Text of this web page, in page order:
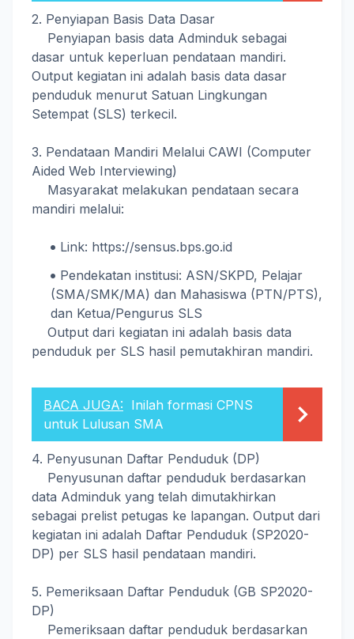
2. Penyiapan Basis Data Dasar
Penyiapan basis data Adminduk sebagai
dasar untuk keperluan pendataan mandiri.
Output kegiatan ini adalah basis data dasar
penduduk menurut Satuan Lingkungan
Setempat (SLS) terkecil.
3. Pendataan Mandiri Melalui CAWI (Computer
Aided Web Interviewing)
Masyarakat melakukan pendataan secara
mandiri melalui:
Link: https://sensus.bps.go.id
Pendekatan institusi: ASN/SKPD, Pelajar
(SMA/SMK/MA) dan Mahasiswa (PTN/PTS),
dan Ketua/Pengurus SLS
Output dari kegiatan ini adalah basis data
penduduk per SLS hasil pemutakhiran mandiri.
BACA JUGA: Inilah formasi CPNS
untuk Lulusan SMA
4. Penyusunan Daftar Penduduk (DP)
Penyusunan daftar penduduk berdasarkan
data Adminduk yang telah dimutakhirkan
sebagai prelist petugas ke lapangan. Output dari
kegiatan ini adalah Daftar Penduduk (SP2020-
DP) per SLS hasil pendataan mandiri.
5. Pemeriksaan Daftar Penduduk (GB SP2020-
DP)
Pemeriksaan daftar penduduk berdasarkan